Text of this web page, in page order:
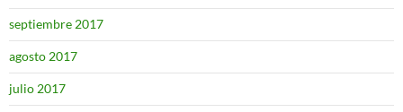
septiembre 2017
agosto 2017
julio 2017